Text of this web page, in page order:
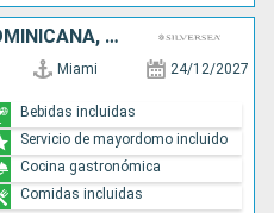
BAHAMAS, REPÚBLICA DOMINICANA, PUERTO RICO, ANTIGUA Y BARBUDA, ESTADOS UNIDOS
Miami 24/12/2027
Bebidas incluidas
Servicio de mayordomo incluido
Cocina gastronómica
Comidas incluidas